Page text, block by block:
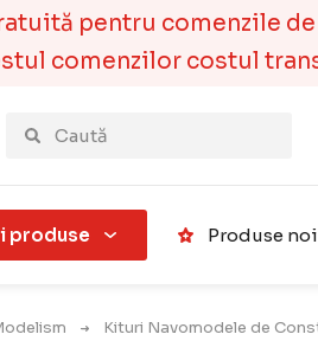
pentru comenzile
comenzilor costul
produse Produse
Kituri Navomodele de